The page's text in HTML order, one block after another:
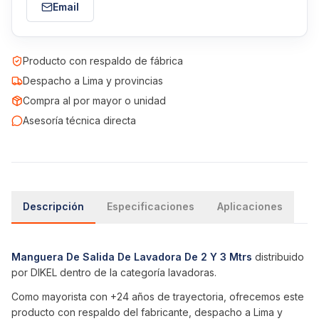
Email
Producto con respaldo de fábrica
Despacho a Lima y provincias
Compra al por mayor o unidad
Asesoría técnica directa
Descripción Especificaciones Aplicaciones
Manguera De Salida De Lavadora De 2 Y 3 Mtrs distribuido
por DIKEL dentro de la categoría lavadoras.
Como mayorista con +24 años de trayectoria, ofrecemos este
producto con respaldo del fabricante, despacho a Lima y